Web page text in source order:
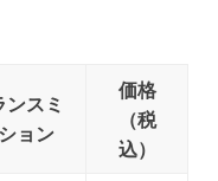
ンスミ
ョン
価格
（税
込）